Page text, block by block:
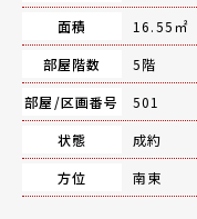
面積
16.55㎡
部屋階数
5階
部屋/区画番号
501
状態
成約
方位
南東